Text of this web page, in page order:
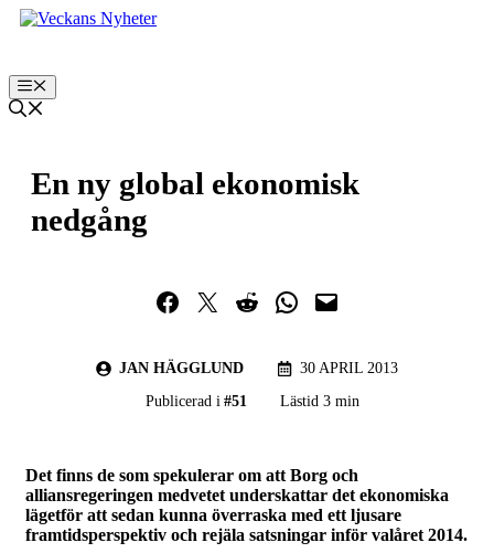
Hoppa
Meny
En ny global ekonomisk
nedgång
Dela på Facebook
Dela på TwitterDela på RedditDela i WhatsApp
Maila en länk
JAN HÄGGLUND
30 APRIL 2013
Publicerad i #51 Lästid 3 min
Det finns de som spekulerar om att Borg och
alliansregeringen medvetet underskattar det ekonomiska
lägetför att sedan kunna överraska med ett ljusare
framtidsperspektiv och rejäla satsningar inför valåret 2014.